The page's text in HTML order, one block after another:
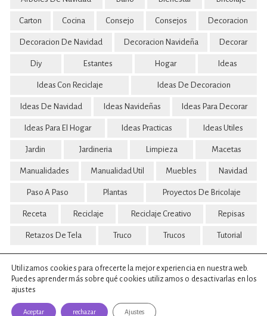
Carton Cocina Consejo Consejos Decoracion
Decoracion De Navidad Decoracion Navideña Decorar
Diy Estantes Hogar Ideas
Ideas Con Reciclaje Ideas De Decoracion
Ideas De Navidad Ideas Navideñas Ideas Para Decorar
Ideas Para El Hogar Ideas Practicas Ideas Utiles
Jardin Jardineria Limpieza Macetas
Manualidades Manualidad Util Muebles Navidad
Paso A Paso Plantas Proyectos De Bricolaje
Receta Reciclaje Reciclaje Creativo Repisas
Retazos De Tela Truco Trucos Tutorial
Utilizamos cookies para ofrecerte la mejor experiencia en nuestra web.
Puedes aprender más sobre qué cookies utilizamos o desactivarlas en los
ajustes
Aceptar rechazar Ajustes